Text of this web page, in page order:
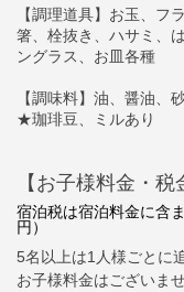
【調理道具】お玉、フ
箸、栓抜き、ハサミ、
ングラス、お皿各種
【調味料】油、醤油、
★珈琲豆、ミルあり
【お子様料金・税
宿泊税は宿泊料金に含
円）
5名以上は1人様ごとに
お子様料金はございま